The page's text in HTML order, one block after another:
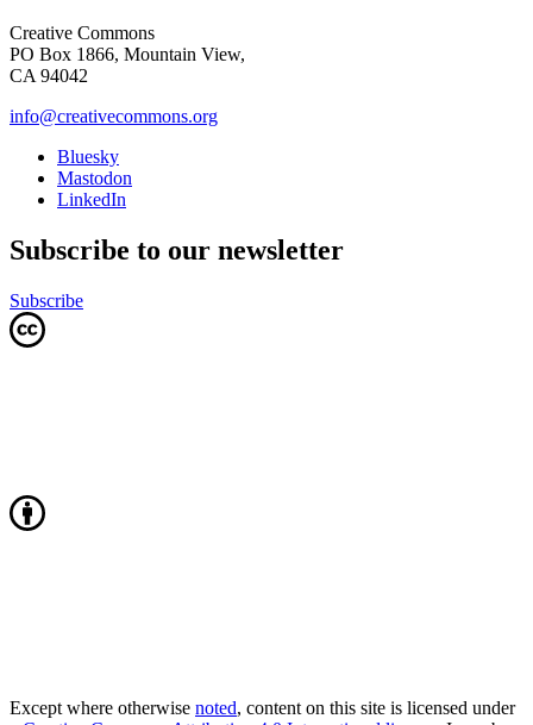
Creative Commons
PO Box 1866, Mountain View,
CA 94042
info@creativecommons.org
Bluesky
Mastodon
LinkedIn
Subscribe to our newsletter
Subscribe
Except where otherwise noted, content on this site is licensed under